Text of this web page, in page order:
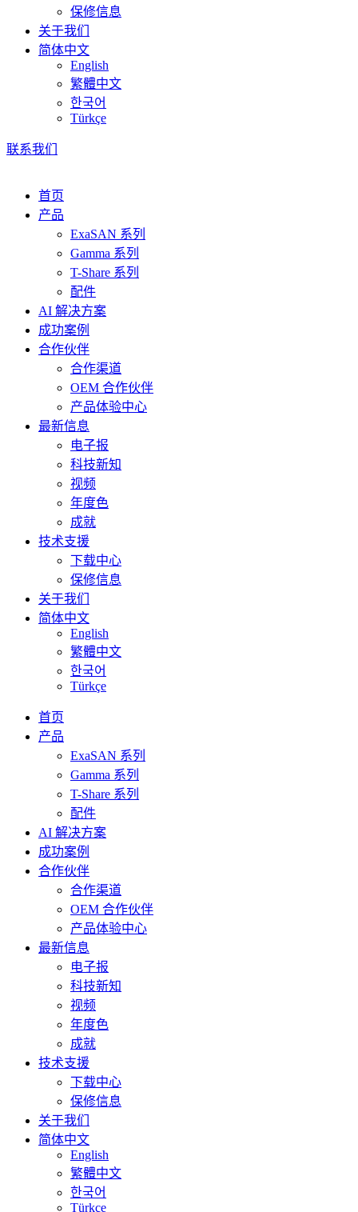
保修信息
关于我们
简体中文
English
繁體中文
한국어
Türkçe
联系我们
首页
产品
ExaSAN 系列
Gamma 系列
T-Share 系列
配件
AI 解决方案
成功案例
合作伙伴
合作渠道
OEM 合作伙伴
产品体验中心
最新信息
电子报
科技新知
视频
年度色
成就
技术支援
下载中心
保修信息
关于我们
简体中文
English
繁體中文
한국어
Türkçe
首页
产品
ExaSAN 系列
Gamma 系列
T-Share 系列
配件
AI 解决方案
成功案例
合作伙伴
合作渠道
OEM 合作伙伴
产品体验中心
最新信息
电子报
科技新知
视频
年度色
成就
技术支援
下载中心
保修信息
关于我们
简体中文
English
繁體中文
한국어
Türkçe